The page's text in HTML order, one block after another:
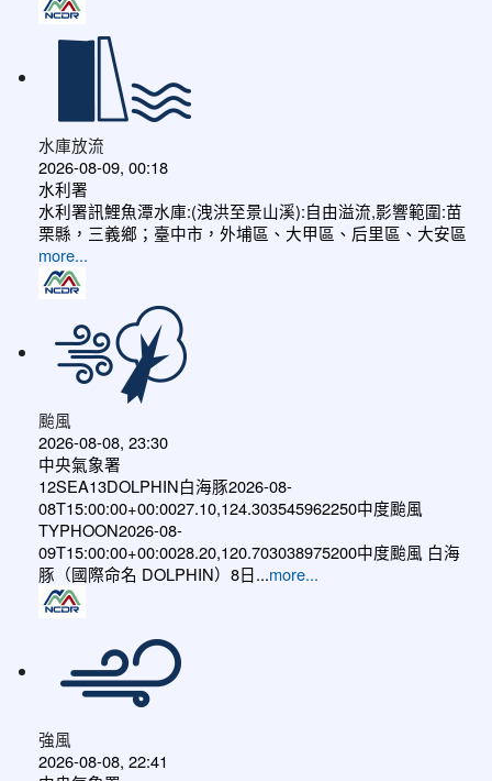
水庫放流
2026-08-09, 00:18
水利署
水利署訊鯉魚潭水庫:(洩洪至景山溪):自由溢流,影響範圍:苗
栗縣，三義鄉；臺中市，外埔區、大甲區、后里區、大安區
more...
颱風
2026-08-08, 23:30
中央氣象署
12SEA13DOLPHIN白海豚2026-08-
08T15:00:00+00:0027.10,124.303545962250中度颱風
TYPHOON2026-08-
09T15:00:00+00:0028.20,120.703038975200中度颱風 白海
豚（國際命名 DOLPHIN）8日...more...
強風
2026-08-08, 22:41